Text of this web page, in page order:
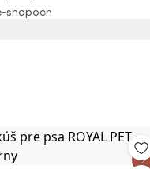
shopoch